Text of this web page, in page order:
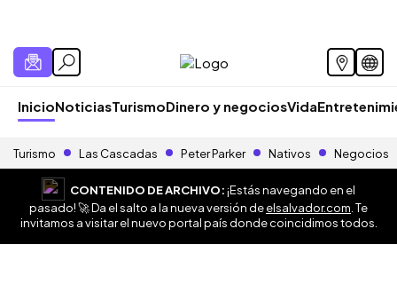
InicioNoticiasTurismoDinero y negociosVida
Turismo Las Cascadas Peter Parker Nativos Negocios
CONTENIDO DE ARCHIVO:¡Estás navegando en el
pasado! 🚀 Da el salto a la nueva versión deelsalvador.com . Te
invitamos a visitar el nuevo portal país donde coincidimos todos.